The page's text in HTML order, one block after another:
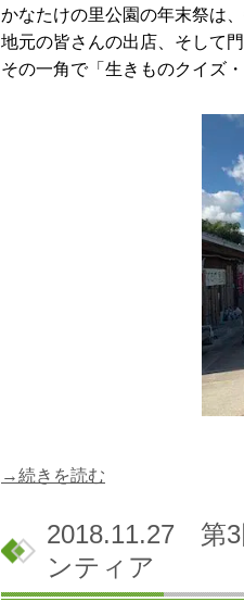
かなたけの里公園の年末祭は
地元の皆さんの出店、そして
その一角で「生きものクイズ
→続きを読む
2018.11.27 第3
ンティア